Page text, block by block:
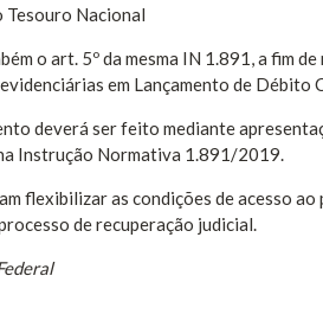
Tesouro Nacional
o art. 5º da mesma IN 1.891, a fim
em Lançamento de Débito
deverá ser feito mediante
Instrução Normativa 1.891/2019.
flexibilizar as condições de acesso
de recuperação judicial.